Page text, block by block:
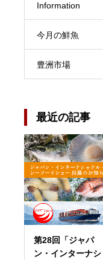
Information
今月の鮮魚
豊洲市場
最近の記事
第28回「ジャパ
ン・インターナシ